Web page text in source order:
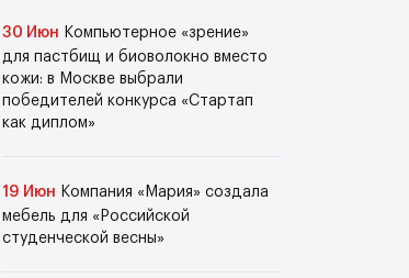
30 Июн Компьютерное «зрение»
для пастбищ и биоволокно вместо
кожи: в Москве выбрали
победителей конкурса «Стартап
как диплом»
19 Июн Компания «Мария» создала
мебель для «Российской
студенческой весны»